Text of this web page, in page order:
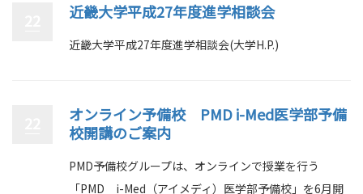
近畿大学平成27年度進学相談会
近畿大学平成27年度進学相談会(大学H.P.)
オンライン予備校 PMD i-Med医学部予備
校開講のご案内
PMD予備校グループは、オンラインで授業を行う
「PMD i-Med（アイメディ）医学部予備校」を6月開